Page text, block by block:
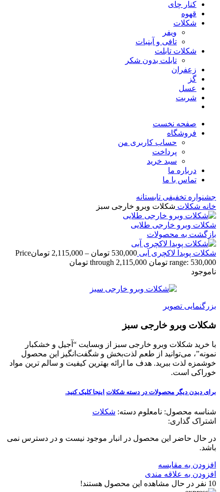
کنار چای
قهوه
شکلات
ویفر
تافی و آبنبات
شکلات تابلت
تابلت بدون شکر
زعفران
گز
عسل
شربت
صفحه نخست
فروشگاه
حساب کاربری من
پرداخت
سبد خرید
درباره ما
تماس با ما
جشنواره تخفیفی تابستانه
خانه شکلات شکلات وبرو خارجی سبز
شکلات وبرو خارجی طلایی
بازگشت به محصولات
شکلات پوبدا لاکچری آبی 530,000 تومان –
2,115,000 تومانPrice
range: 530,000 تومان through 2,115,000 تومان
ناموجود
بزرگنمایی تصویر
شکلات وبرو خارجی سبز
با خرید شکلات وبرو خارجی سبز از وبسایت “آجیل و خشکبار
نمونه”، می‌توانید از طعم لذت‌بخش و شگفت‌انگیز این محصول
خوشمزه لذت ببرید. هدف ما ارائه بهترین کیفیت و سالم ترین مواد
خوراکی است.
برای دیدن دیگر محصولات در دسته شکلات اینجا کلیککنید.
شناسه محصول: نامعلوم دسته: شکلات
اشتراک گذاری:
در حال حاضر این محصول در انبار موجود نیست و در دسترس نمی
باشد.
افزودن به مقایسه
افزودن به علاقه مندی
10 نفر در حال مشاهده این محصول هستند!